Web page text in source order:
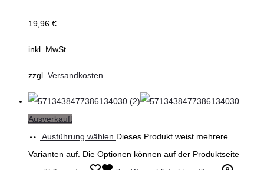
19,96 €
inkl. MwSt.
zzgl. Versandkosten
Ausverkauft
Ausführung wählen Dieses Produkt weist mehrere
Varianten auf. Die Optionen können auf der Produktseite